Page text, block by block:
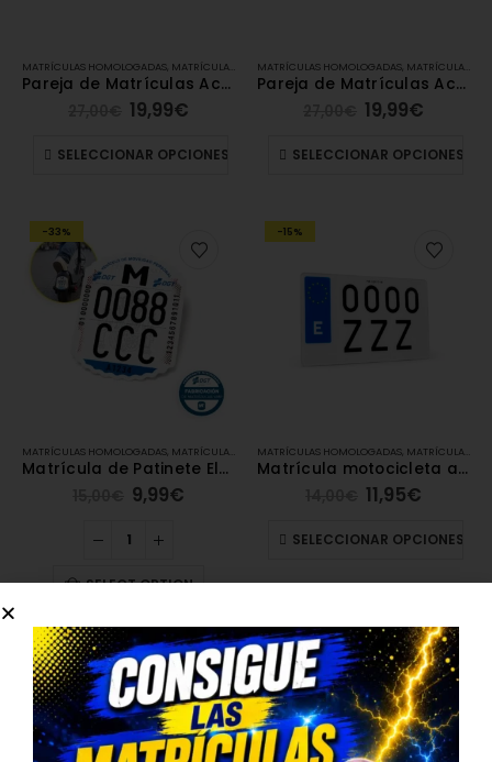
MATRÍCULAS HOMOLOGADAS MATRÍCULAS ACRÍLICAS ,MATRÍCULAS DE COCHE
Pareja de Matrículas Acrílicas Estándar
19,99€
SELECCIONAR OPCIONES
MATRÍCULAS HOMOLOGADAS MATRÍCULAS ACRÍLICAS
Pareja de Matrículas Acrílicas [1 Acrílica Estándar + 1 Alfa]
19,99€
SELECCIONAR OPCIONES
-33%
MATRÍCULAS HOMOLOGADAS, MATRÍCULAS ACRÍLICAS ,MATRÍCULAS DE PATINETE ELÉCTRICO
Matrícula de Patinete Eléctrico Homologada
9,99€
SELECT OPTION
-15%
MATRÍCULAS HOMOLOGADAS, MATRÍCULAS ACRÍLICAS
Matrícula motocicleta acrílica (22x16cm)
11,95€
SELECCIONAR OPCIONES
¿Dónde hacerlo? Enlace
directo a tu solución